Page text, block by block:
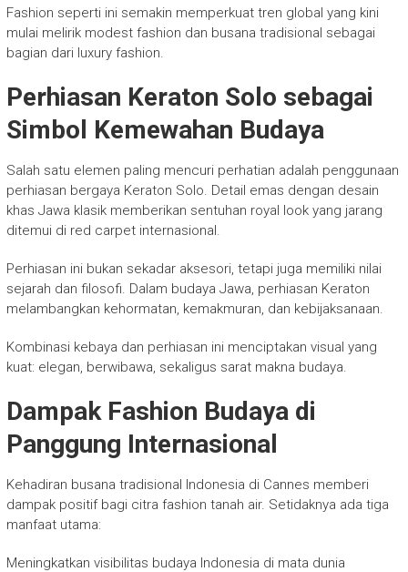
Fashion seperti ini semakin memperkuat tren global yang kini
mulai melirik modest fashion dan busana tradisional sebagai
bagian dari luxury fashion.
Perhiasan Keraton Solo sebagai
Simbol Kemewahan Budaya
Salah satu elemen paling mencuri perhatian adalah penggunaan
perhiasan bergaya Keraton Solo. Detail emas dengan desain
khas Jawa klasik memberikan sentuhan royal look yang jarang
ditemui di red carpet internasional.
Perhiasan ini bukan sekadar aksesori, tetapi juga memiliki nilai
sejarah dan filosofi. Dalam budaya Jawa, perhiasan Keraton
melambangkan kehormatan, kemakmuran, dan kebijaksanaan.
Kombinasi kebaya dan perhiasan ini menciptakan visual yang
kuat: elegan, berwibawa, sekaligus sarat makna budaya.
Dampak Fashion Budaya di
Panggung Internasional
Kehadiran busana tradisional Indonesia di Cannes memberi
dampak positif bagi citra fashion tanah air. Setidaknya ada tiga
manfaat utama:
Meningkatkan visibilitas budaya Indonesia di mata dunia